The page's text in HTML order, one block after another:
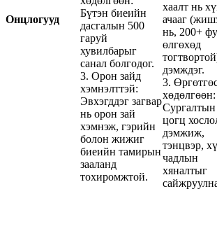
Онцлогууд
Бүтэн биеийн
дасгалын 500
гаруй
хувилбарыг
санал болгодог.
3. Орон зайд
хэмнэлттэй:
Эвхэгддэг загвар
нь орон зай
хэмнэж, гэрийн
болон жижиг
биеийн тамирын
зааланд
тохиромжтой.
хаалт нь
ачааг
нь, 200+
өлгөхөд
дэмждэг.
3.
хөдөлгөөн:
Сургалтын
цогц
дэмжиж,
тэнцвэр,
чадлын
хяналтыг